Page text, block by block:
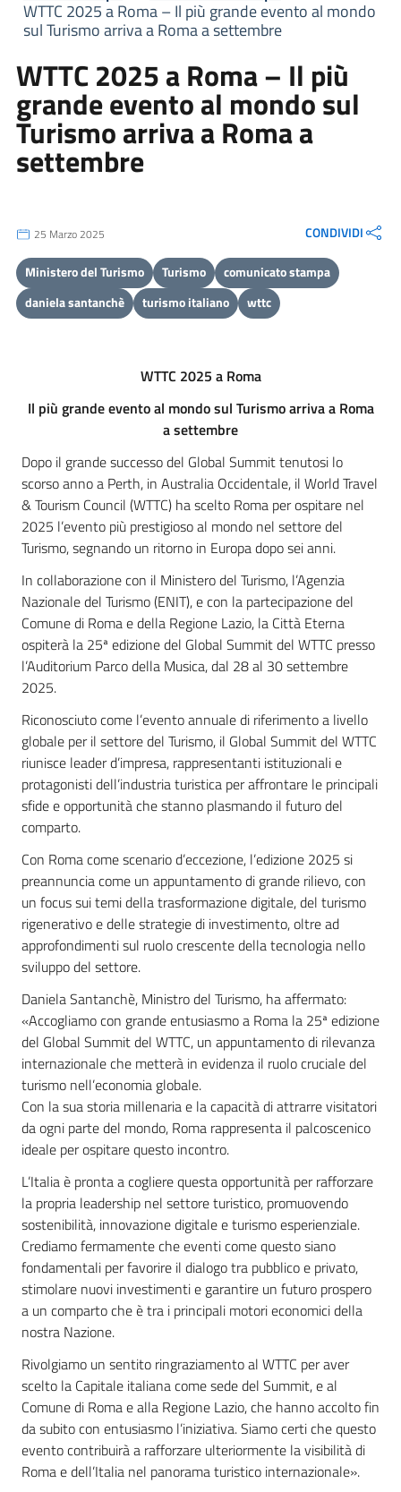
WTTC 2025 a Roma – Il più grande evento al mondo
sul Turismo arriva a Roma a settembre
WTTC 2025 a Roma – Il più
grande evento al mondo sul
Turismo arriva a Roma a
settembre
25 Marzo 2025 CONDIVIDI
Ministero del Turismo Turismo
comunicato stampa
daniela santanchè
turismo italiano wttc
WTTC 2025 a Roma
Il più grande evento al mondo sul Turismo arriva a Roma
a settembre
Dopo il grande successo del Global Summit tenutosi lo
scorso anno a Perth, in Australia Occidentale, il World Travel
& Tourism Council (WTTC) ha scelto Roma per ospitare nel
2025 l’evento più prestigioso al mondo nel settore del
Turismo, segnando un ritorno in Europa dopo sei anni.
In collaborazione con il Ministero del Turismo, l’Agenzia
Nazionale del Turismo (ENIT), e con la partecipazione del
Comune di Roma e della Regione Lazio, la Città Eterna
ospiterà la 25ª edizione del Global Summit del WTTC presso
l’Auditorium Parco della Musica, dal 28 al 30 settembre
2025.
Riconosciuto come l’evento annuale di riferimento a livello
globale per il settore del Turismo, il Global Summit del WTTC
riunisce leader d’impresa, rappresentanti istituzionali e
protagonisti dell’industria turistica per affrontare le principali
sfide e opportunità che stanno plasmando il futuro del
comparto.
Con Roma come scenario d’eccezione, l’edizione 2025 si
preannuncia come un appuntamento di grande rilievo, con
un focus sui temi della trasformazione digitale, del turismo
rigenerativo e delle strategie di investimento, oltre ad
approfondimenti sul ruolo crescente della tecnologia nello
sviluppo del settore.
Daniela Santanchè, Ministro del Turismo, ha affermato:
«Accogliamo con grande entusiasmo a Roma la 25ª edizione
del Global Summit del WTTC, un appuntamento di rilevanza
internazionale che metterà in evidenza il ruolo cruciale del
turismo nell’economia globale.
Con la sua storia millenaria e la capacità di attrarre visitatori
da ogni parte del mondo, Roma rappresenta il palcoscenico
ideale per ospitare questo incontro.
L’Italia è pronta a cogliere questa opportunità per rafforzare
la propria leadership nel settore turistico, promuovendo
sostenibilità, innovazione digitale e turismo esperienziale.
Crediamo fermamente che eventi come questo siano
fondamentali per favorire il dialogo tra pubblico e privato,
stimolare nuovi investimenti e garantire un futuro prospero
a un comparto che è tra i principali motori economici della
nostra Nazione.
Rivolgiamo un sentito ringraziamento al WTTC per aver
scelto la Capitale italiana come sede del Summit, e al
Comune di Roma e alla Regione Lazio, che hanno accolto fin
da subito con entusiasmo l’iniziativa. Siamo certi che questo
evento contribuirà a rafforzare ulteriormente la visibilità di
Roma e dell’Italia nel panorama turistico internazionale».